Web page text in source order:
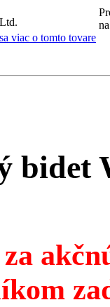
viac o tomto tovare
bidet